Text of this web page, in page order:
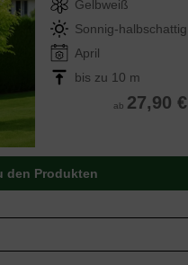
Gelbweiß
Sonnig-halbschattig
April
bis zu 10 m
ab 27,90 €
den Produkten